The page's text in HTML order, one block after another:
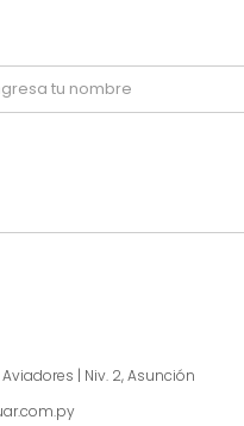
| Niv. 2, Asunción